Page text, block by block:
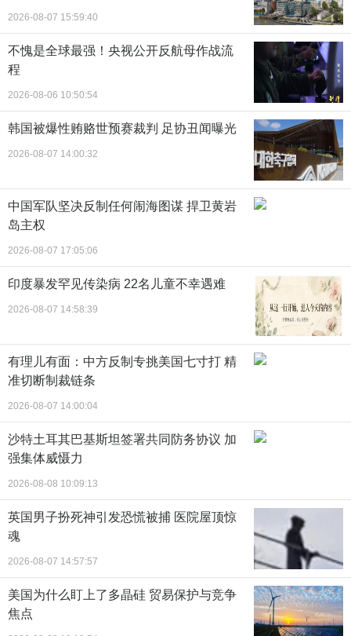
2026-08-07 15:59:40
不愧是全球最强！央视公开反航母作战流
程
2026-08-06 10:50:54
韩国被爆性贿赂世预赛裁判 足协丑闻曝光
2026-08-07 14:00:32
中国军队坚决反制任何闹海图谋 捍卫黄岩
岛主权
2026-08-07 17:05:06
印度暴发罕见传染病 22名儿童不幸遇难
2026-08-07 14:58:39
有理儿有面：中方反制专挑美国七寸打 精
准切断制裁链条
2026-08-07 14:00:04
沙特土耳其巴基斯坦签署共同防务协议 加
强集体威慑力
2026-08-08 10:09:13
英国男子扮死神引发恐慌被捕 医院屋顶惊
魂
2026-08-07 14:57:57
美国为什么盯上了多晶硅 贸易保护与竞争
焦点